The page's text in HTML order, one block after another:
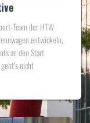
Team der HTW
entwickeln,
an den Start
nicht